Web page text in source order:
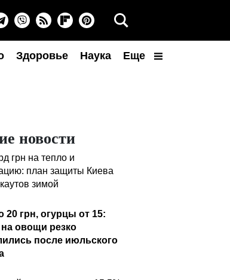
Здоровье Наука Еще
новости
грн на тепло и
план защиты Киева
зимой
20 грн, огурцы от 15:
овощи резко
после июльского